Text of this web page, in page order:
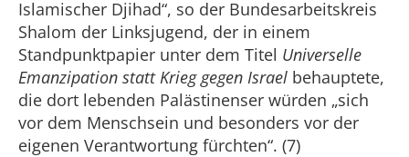
Islamischer Djihad“, so der Bundesarbeitskreis
Shalom der Linksjugend, der in einem
Standpunktpapier unter dem Titel Universelle
Emanzipation statt Krieg gegen Israel behauptete,
die dort lebenden Palästinenser würden „sich
vor dem Menschsein und besonders vor der
eigenen Verantwortung fürchten“. (7)